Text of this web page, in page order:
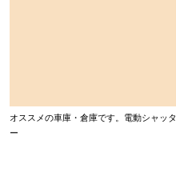
オススメの車庫・倉庫です。電動シャッタ
ー